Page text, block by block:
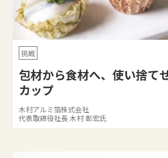
挑戦
包材から食材へ、使い捨て
カップ
木村アルミ箔株式会社
代表取締役社長 木村 彰宏氏